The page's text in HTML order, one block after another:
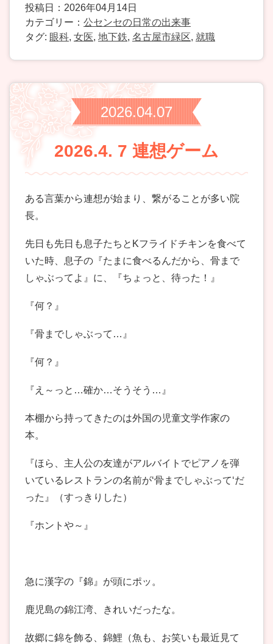
投稿日：2026年04月14日
カテゴリー： 公センセの日常の出来事
タグ: 眼科, 女医, 地下鉄, 名古屋市緑区, 就職
2026.04.07
2026.4. 7 連想ゲーム
ある言葉から連想が始まり、繋がることが多い院
長。
先日も先日も息子たちとKフライドチキンを食べて
いた時、息子の『たまに食べるんだから、骨まで
しゃぶってよ』に、『ちょっと、待った！』
『何？』
『骨までしゃぶって…』
『何？』
『え～っと…確か…そうそう…』
本棚から持ってきたのは外国の児童文学作家の
本。
『ほら、主人公の友達がアルバイトでピアノを弾
いているレストランの名前が‘骨までしゃぶって‘だ
った』（すっきりした）
『ホントや～』
急に漢字の『錦』が頭にポッ。
鹿児島の錦江湾、きれいだったな。
故郷に錦を飾る、錦鯉（魚も、お笑いも最近見て